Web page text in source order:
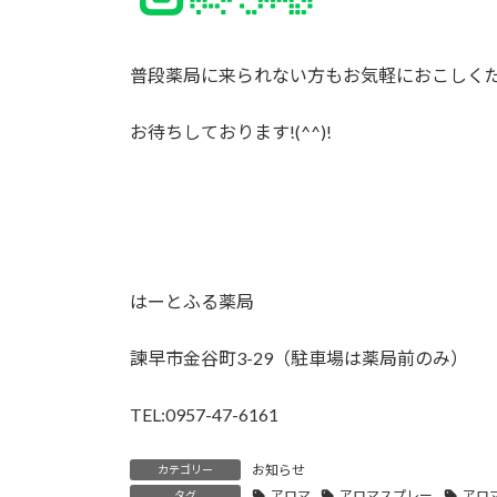
普段薬局に来られない方もお気軽におこしく
お待ちしております!(^^)!
はーとふる薬局
諫早市金谷町3-29（駐車場は薬局前のみ）
TEL:0957-47-6161
カテゴリー お知らせ